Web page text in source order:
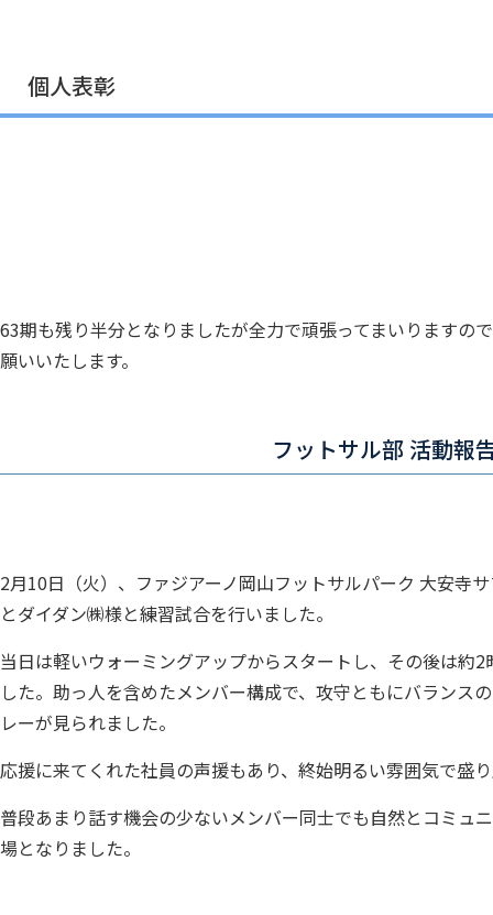
個人表彰
63期も残り半分となりましたが全力で頑張ってまいりますの
願いいたします。
フットサル部 活動報
2月10日（火）、ファジアーノ岡山フットサルパーク 大安寺
とダイダン㈱様と練習試合を行いました。
当日は軽いウォーミングアップからスタートし、その後は約
した。助っ人を含めたメンバー構成で、攻守ともにバランス
レーが見られました。
応援に来てくれた社員の声援もあり、終始明るい雰囲気で盛
普段あまり話す機会の少ないメンバー同士でも自然とコミュ
場となりました。